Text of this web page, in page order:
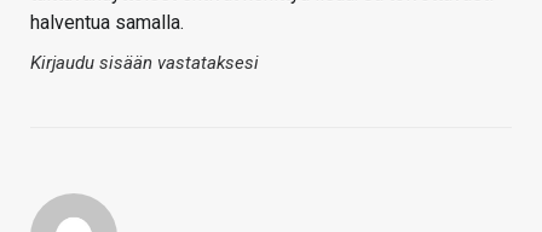
halventua samalla.
Kirjaudu sisään vastataksesi